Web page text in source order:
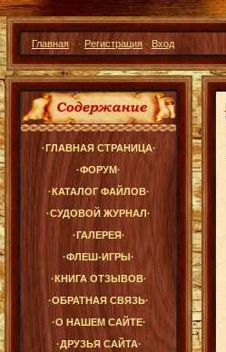
Главная · · Регистрация· Вход
·ГЛАВНАЯ СТРАНИЦА·
·ФОРУМ·
·КАТАЛОГ ФАЙЛОВ·
·СУДОВОЙ ЖУРНАЛ·
·ГАЛЕРЕЯ·
·ФЛЕШ-ИГРЫ·
·КНИГА ОТЗЫВОВ·
·ОБРАТНАЯ СВЯЗЬ·
·О НАШЕМ САЙТЕ·
·ДРУЗЬЯ САЙТА·